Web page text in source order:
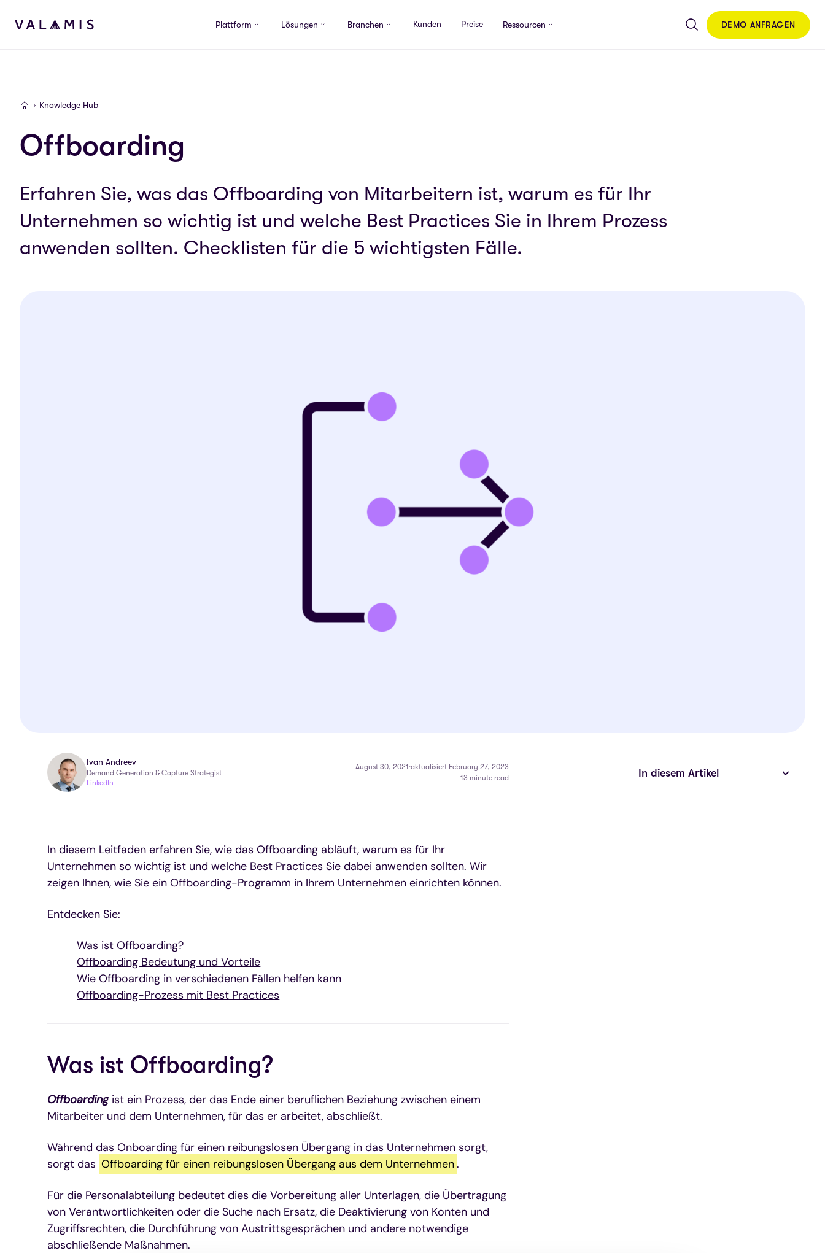
Skip to content
Valamis
Plattform Lösungen Branchen Kunden Preise Ressourcen DEMO ANFRAGEN
ValamisKnowledge Hub
Offboarding
Erfahren Sie, was das Offboarding von Mitarbeitern ist, warum es für Ihr
Unternehmen so wichtig ist und welche Best Practices Sie in Ihrem Prozess
anwenden sollten. Checklisten für die 5 wichtigsten Fälle.
Ivan Andreev
Demand Generation & Capture Strategist
LinkedIn
August 30, 2021 ·aktualisiert February 27, 2023
13 minute read
In diesem Leitfaden erfahren Sie, wie das Offboarding abläuft, warum es für Ihr
Unternehmen so wichtig ist und welche Best Practices Sie dabei anwenden sollten. Wir
zeigen Ihnen, wie Sie ein Offboarding-Programm in Ihrem Unternehmen einrichten können.
Entdecken Sie:
Was ist Offboarding?
Offboarding Bedeutung und Vorteile
Wie Offboarding in verschiedenen Fällen helfen kann
Offboarding-Prozess mit Best Practices
Was ist Offboarding?
Offboardingist ein Prozess, der das Ende einer beruflichen Beziehung zwischen einem
Mitarbeiter und dem Unternehmen, für das er arbeitet, abschließt.
Während das Onboarding für einen reibungslosen Übergang in das Unternehmen sorgt,
sorgt das Offboarding für einen reibungslosen Übergang aus dem Unternehmen.
Für die Personalabteilung bedeutet dies die Vorbereitung aller Unterlagen, die Übertragung
von Verantwortlichkeiten oder die Suche nach Ersatz, die Deaktivierung von Konten und
Zugriffsrechten, die Durchführung von Austrittsgesprächen und andere notwendige
abschließende Maßnahmen.
In diesem Artikel